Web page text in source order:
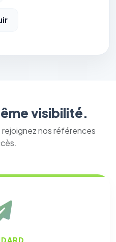
visibilité.
nos références